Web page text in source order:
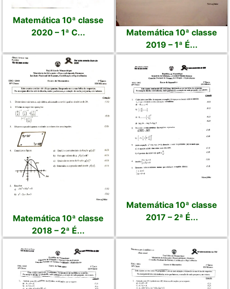
Matemática 10ª classe
2020 – 1ª C...
Matemática 10ª classe
2019 – 1ª É...
Matemática 10ª classe
2018 – 2ª É...
Matemática 10ª classe
2017 – 2ª É...